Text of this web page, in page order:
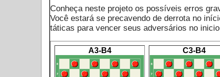
Conheça neste projeto os possíveis erros
Você estará se precavendo de derrota no
táticas para vencer seus adversários no
A3-B4 C3-B4